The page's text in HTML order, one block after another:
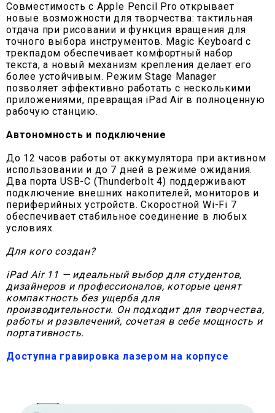
Совместимость с Apple Pencil Pro открывает
новые возможности для творчества: тактильная
отдача при рисовании и функция вращения для
точного выбора инструментов. Magic Keyboard с
трекпадом обеспечивает комфортный набор
текста, а новый механизм крепления делает его
более устойчивым. Режим Stage Manager
позволяет эффективно работать с несколькими
приложениями, превращая iPad Air в полноценную
рабочую станцию.
Автономность и подключение
До 12 часов работы от аккумулятора при активном
использовании и до 7 дней в режиме ожидания.
Два порта USB-C (Thunderbolt 4) поддерживают
подключение внешних накопителей, мониторов и
периферийных устройств. Скоростной Wi-Fi 7
обеспечивает стабильное соединение в любых
условиях.
Для кого создан?
iPad Air 11 — идеальный выбор для студентов,
дизайнеров и профессионалов, которые ценят
компактность без ущерба для
производительности. Он подходит для творчества,
работы и развлечений, сочетая в себе мощность и
портативность.
Доступна гравировка лазером на корпусе